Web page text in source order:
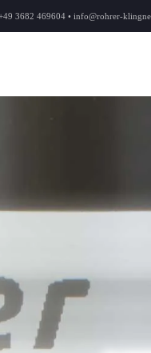
3682 469604 • info@rohrer-